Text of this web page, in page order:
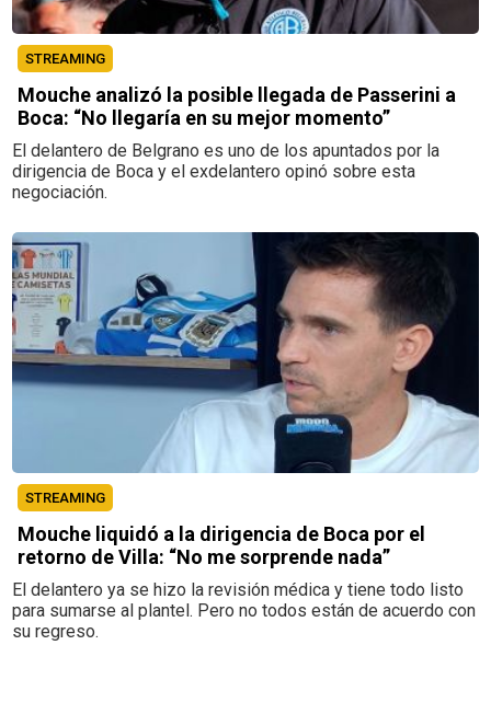
STREAMING
Mouche analizó la posible llegada de Passerini a
Boca: “No llegaría en su mejor momento”
El delantero de Belgrano es uno de los apuntados por la
dirigencia de Boca y el exdelantero opinó sobre esta
negociación.
STREAMING
Mouche liquidó a la dirigencia de Boca por el
retorno de Villa: “No me sorprende nada”
El delantero ya se hizo la revisión médica y tiene todo listo
para sumarse al plantel. Pero no todos están de acuerdo con
su regreso.